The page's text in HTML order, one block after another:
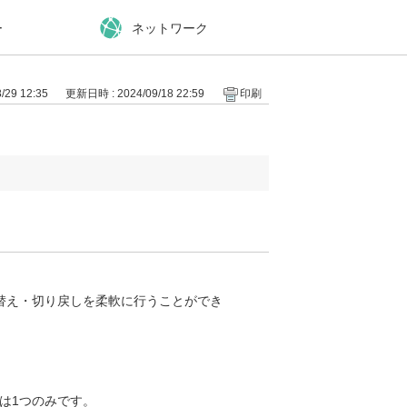
ネットワーク
29 12:35 更新日時 : 2024/09/18 22:59 印刷
・切り戻しを柔軟に行うことができ
1つのみです。